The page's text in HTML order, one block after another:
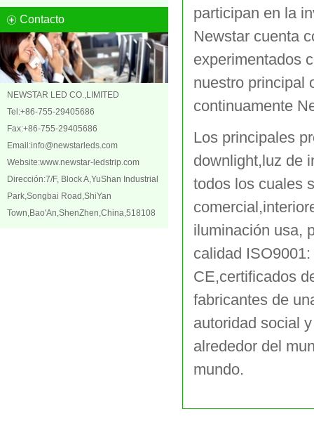
Contacto
NEWSTAR LED CO.,LIMITED
Tel:+86-755-29405686
Fax:+86-755-29405686
Email:info@newstarleds.com
Website:www.newstar-ledstrip.com
Dirección:7/F, Block A,YuShan Industrial
Park,Songbai Road,ShiYan
Town,Bao'An,ShenZhen,China,518108
participan en la
Newstar cuenta
experimentados
nuestro principal
continuamente
Los principales
downlight,luz de
todos los cuales
iluminación usa,
calidad
CE,certificados
fabricantes de
autoridad social
alrededor del
mundo.